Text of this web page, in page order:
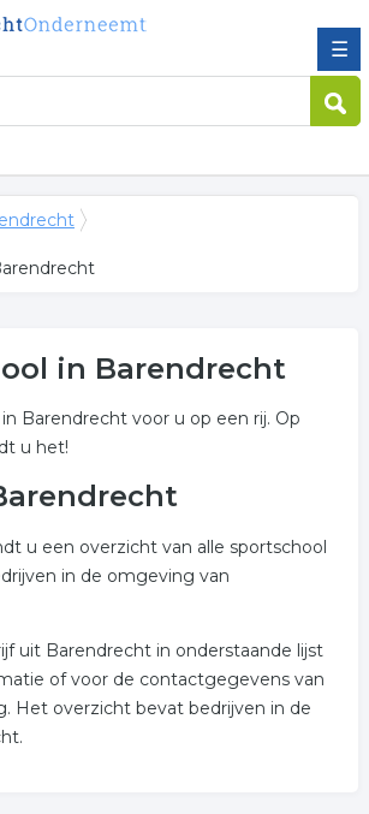
☰
in Barendrecht
Barendrecht voor u op een rij. Op
u het!
u een overzicht van alle sportschool
in de omgeving van
uit Barendrecht in onderstaande lijst
of voor de contactgegevens van
Het overzicht bevat bedrijven in de